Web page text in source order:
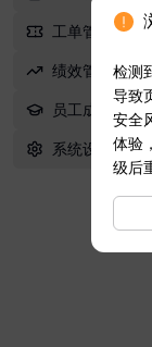
检测
导致
安全
体验
级后